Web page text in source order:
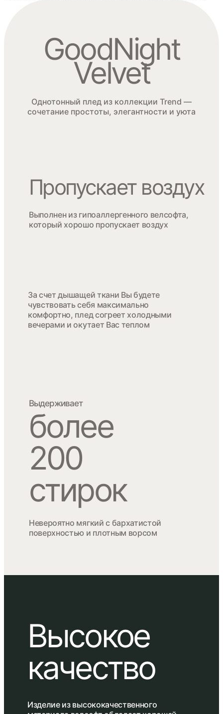
GoodNight
Velvet
Однотонный плед из коллекции Trend —
сочетание простоты, элегантности и уюта
Пропускает воздух
Выполнен из гипоаллергенного велсофта,
который хорошо пропускает воздух
За счет дышащей ткани Вы будете
чувствовать себя максимально
комфортно, плед согреет холодными
вечерами и окутает Вас теплом
Выдерживает
более
200
стирок
Невероятно мягкий с бархатистой
поверхностью и плотным ворсом
Высокое
качество
Изделие из высококачественного